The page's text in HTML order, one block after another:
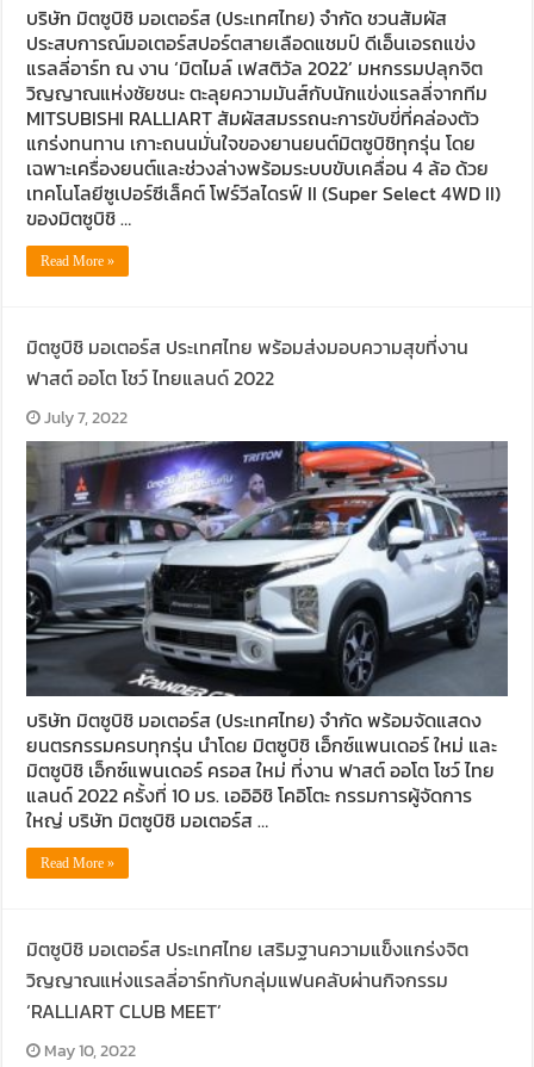
บริษัท มิตซูบิชิ มอเตอร์ส (ประเทศไทย) จำกัด ชวนสัมผัส
ประสบการณ์มอเตอร์สปอร์ตสายเลือดแชมป์ ดีเอ็นเอรถแข่ง
แรลลี่อาร์ท ณ งาน ‘มิตไมล์ เฟสติวัล 2022’ มหกรรมปลุกจิต
วิญญาณแห่งชัยชนะ ตะลุยความมันส์กับนักแข่งแรลลี่จากทีม
MITSUBISHI RALLIART สัมผัสสมรรถนะการขับขี่ที่คล่องตัว
แกร่งทนทาน เกาะถนนมั่นใจของยานยนต์มิตซูบิชิทุกรุ่น โดย
เฉพาะเครื่องยนต์และช่วงล่างพร้อมระบบขับเคลื่อน 4 ล้อ ด้วย
เทคโนโลยีซูเปอร์ซีเล็คต์ โฟร์วีลไดรฟ์ II (Super Select 4WD II)
ของมิตซูบิชิ …
Read More »
มิตซูบิชิ มอเตอร์ส ประเทศไทย พร้อมส่งมอบความสุขที่งาน
ฟาสต์ ออโต โชว์ ไทยแลนด์ 2022
July 7, 2022
บริษัท มิตซูบิชิ มอเตอร์ส (ประเทศไทย) จำกัด พร้อมจัดแสดง
ยนตรกรรมครบทุกรุ่น นำโดย มิตซูบิชิ เอ็กซ์แพนเดอร์ ใหม่ และ
มิตซูบิชิ เอ็กซ์แพนเดอร์ ครอส ใหม่ ที่งาน ฟาสต์ ออโต โชว์ ไทย
แลนด์ 2022 ครั้งที่ 10 มร. เออิอิชิ โคอิโตะ กรรมการผู้จัดการ
ใหญ่ บริษัท มิตซูบิชิ มอเตอร์ส …
Read More »
มิตซูบิชิ มอเตอร์ส ประเทศไทย เสริมฐานความแข็งแกร่งจิต
วิญญาณแห่งแรลลี่อาร์ทกับกลุ่มแฟนคลับผ่านกิจกรรม
‘RALLIART CLUB MEET’
May 10, 2022